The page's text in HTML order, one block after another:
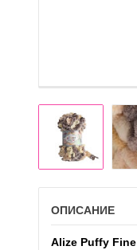
ОПИСАНИЕ
Alize Puffy